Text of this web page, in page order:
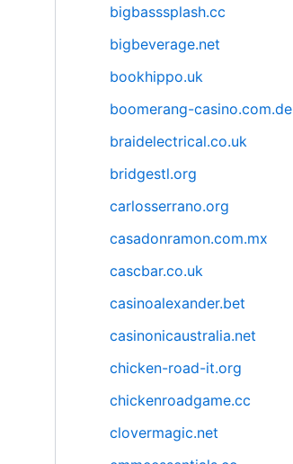
bigbasssplash.cc
bigbeverage.net
bookhippo.uk
boomerang-casino.com.de
braidelectrical.co.uk
bridgestl.org
carlosserrano.org
casadonramon.com.mx
cascbar.co.uk
casinoalexander.bet
casinonicaustralia.net
chicken-road-it.org
chickenroadgame.cc
clovermagic.net